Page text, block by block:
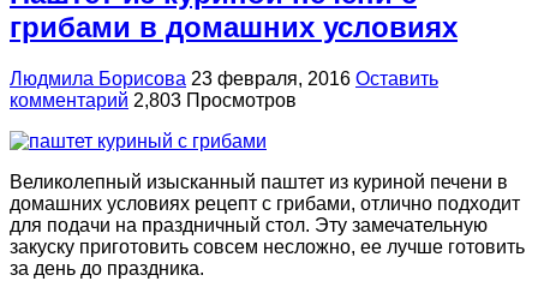
грибами в домашних условиях
Людмила Борисова 23 февраля, 2016 Оставить
комментарий 2,803 Просмотров
Великолепный изысканный паштет из куриной печени в
домашних условиях рецепт с грибами, отлично подходит
для подачи на праздничный стол. Эту замечательную
закуску приготовить совсем несложно, ее лучше готовить
за день до праздника.